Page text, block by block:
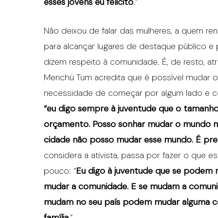
Não deixou de falar das mulheres, a quem
para alcançar lugares de destaque público
dizem respeito à comunidade. É, de resto,
Menchú Tum acredita que é possível mudar
necessidade de começar por algum lado e
“eu digo sempre à juventude que o
orçamento. Posso sonhar mudar o mundo
cidade não posso mudar esse mundo. É
considera a ativista, passa por fazer o que
pouco: “Eu digo à juventude que se
mudar a comunidade. E se mudam a
mudam no seu país podem mudar alguma